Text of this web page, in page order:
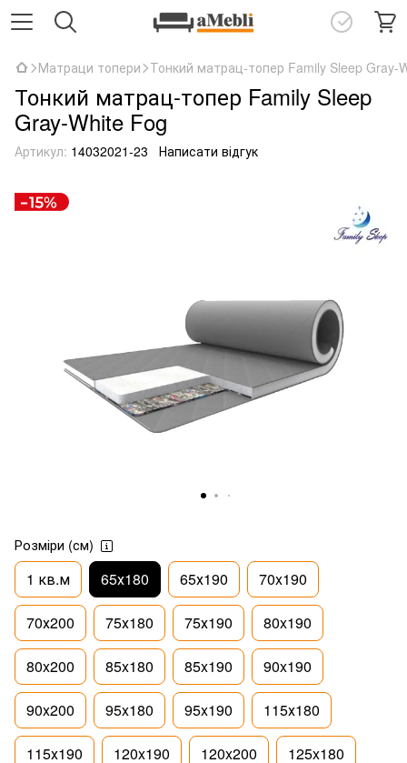
Матраци топери Тонкий матрац-топер Family Sleep Gray-
Тонкий матрац-топер Family Sleep
Gray-White Fog
Артикул: 14032021-23 Написати відгук
Розміри (см)
1 кв.м 65х180 65х190 70x190
70х200 75х180 75х190 80x190
80x200 85x180 85x190 90x190
90x200 95x180 95x190 115х180
115х190 120x190 120x200 125x180